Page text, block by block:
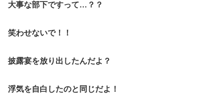
大事な部下ですって…？？
笑わせないで！！
披露宴を放り出したんだよ？
浮気を自白したのと同じだよ！